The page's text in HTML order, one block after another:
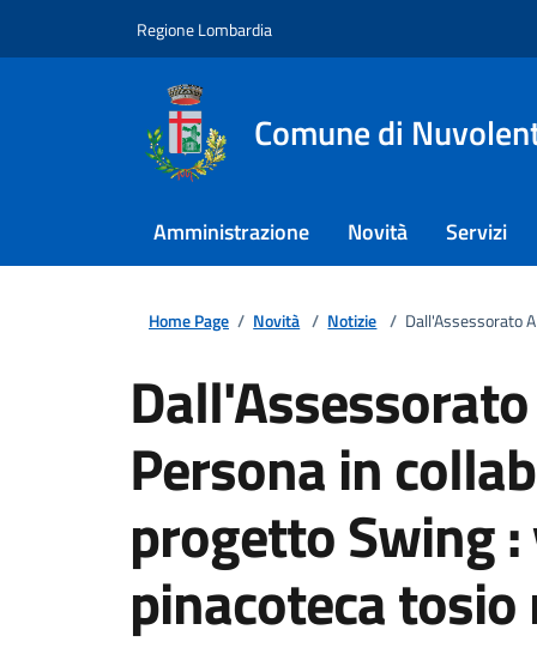
Regione Lombardia
Comune di
Amministrazione Novità Servizi
Home Page / Novità / Notizie / Dall'Assessorato
Persona in
progetto Swing
pinacoteca